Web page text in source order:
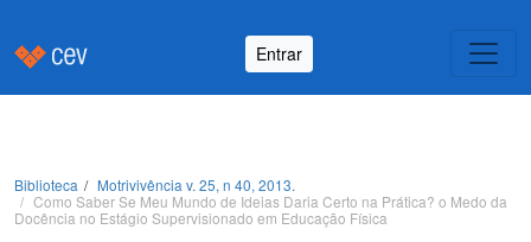
Entrar
Biblioteca
Motrivivência v. 25, n 40, 2013.
Como Saber Se Meu Mundo de Ideias Daria Certo na Prática? o Medo da
Docência no Estágio Supervisionado em Educação Física